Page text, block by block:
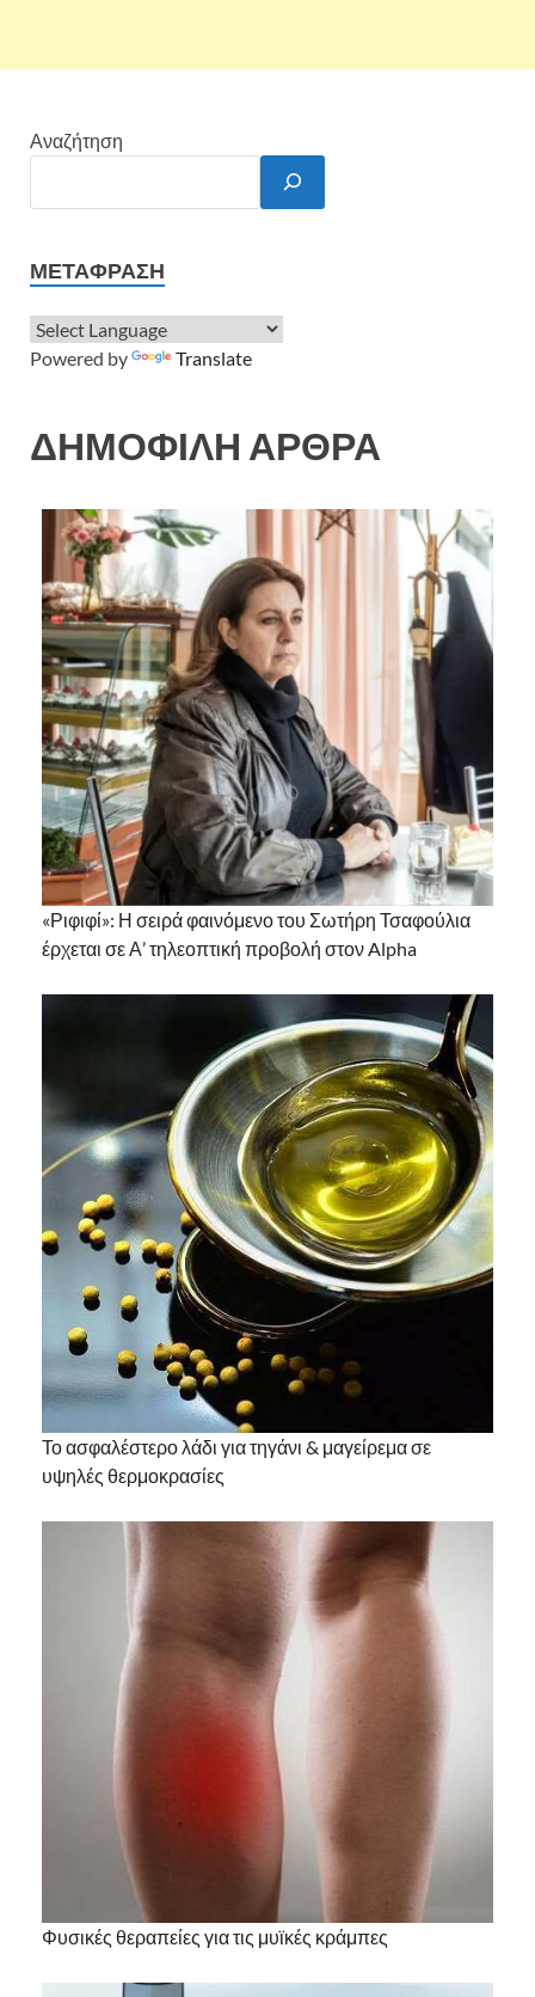
Αναζήτηση
ΜΕΤΆΦΡΑΣΗ
Powered by Translate
ΔΗΜΟΦΙΛΗ ΑΡΘΡΑ
«Ριφιφί»: Η σειρά φαινόμενο του Σωτήρη Τσαφούλια
έρχεται σε Α’ τηλεοπτική προβολή στον Alpha
Το ασφαλέστερο λάδι για τηγάνι & μαγείρεμα σε
υψηλές θερμοκρασίες
Φυσικές θεραπείες για τις μυϊκές κράμπες